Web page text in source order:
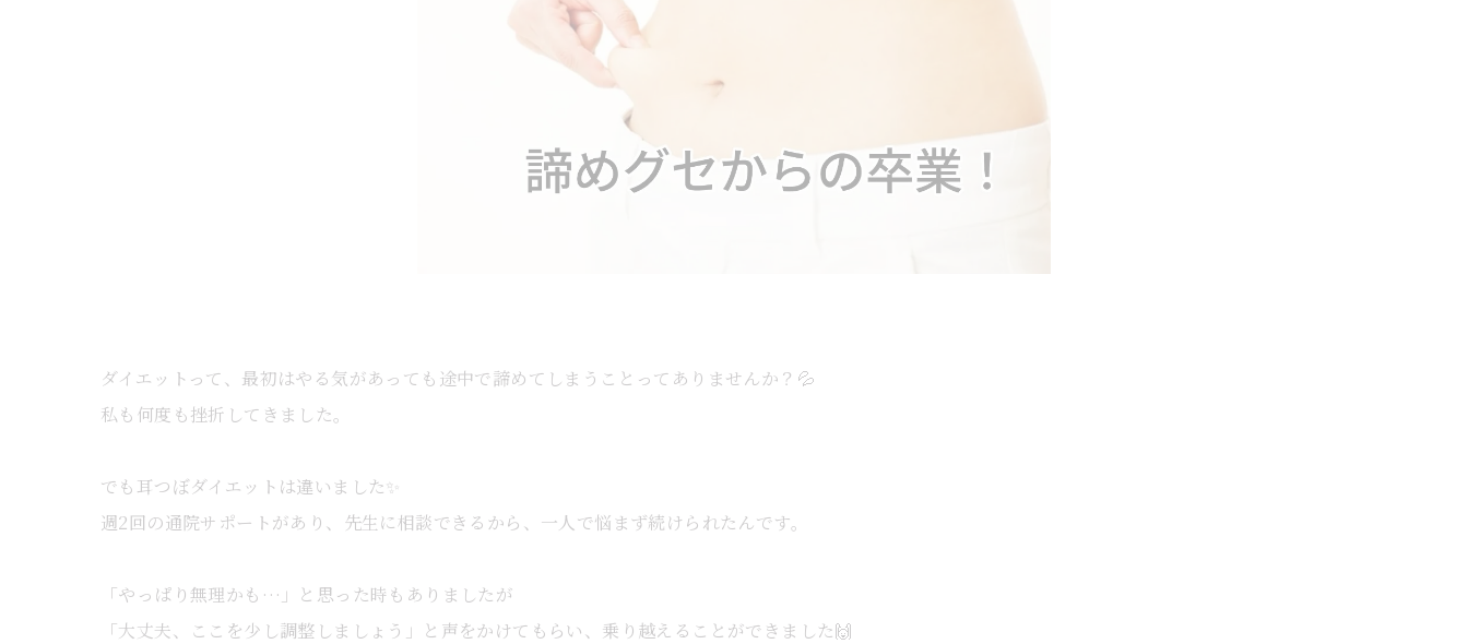
ダイエットって、最初はやる気があっても途中で諦めてしまうことってありませんか？💦
私も何度も挫折してきました。
でも耳つぼダイエットは違いました✨
週2回の通院サポートがあり、先生に相談できるから、一人で悩まず続けられたんです。
「やっぱり無理かも…」と思った時もありましたが
「大丈夫、ここを少し調整しましょう」と声をかけてもらい、乗り越えることができました🙌